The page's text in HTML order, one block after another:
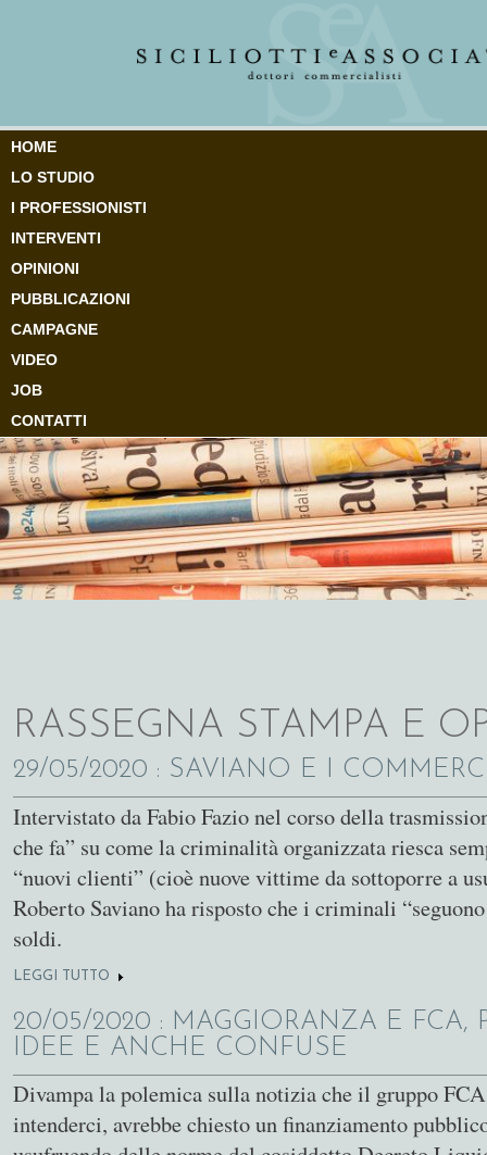
HOME
LO STUDIO
I PROFESSIONISTI
INTERVENTI
OPINIONI
PUBBLICAZIONI
CAMPAGNE
VIDEO
JOB
CONTATTI
RASSEGNA STAMPA E
29/05/2020 : SAVIANO E I
Intervistato da Fabio Fazio nel corso della
che fa” su come la criminalità organizzata riesca
“nuovi clienti” (cioè nuove vittime da sottoporre a
Roberto Saviano ha risposto che i criminali
soldi.
LEGGI TUTTO SU SAVIANO E I COMMERCIALISTI
20/05/2020 : MAGGIORANZA E FCA,
IDEE E ANCHE CONFUSE
Divampa la polemica sulla notizia che il gruppo
intenderci, avrebbe chiesto un finanziamento